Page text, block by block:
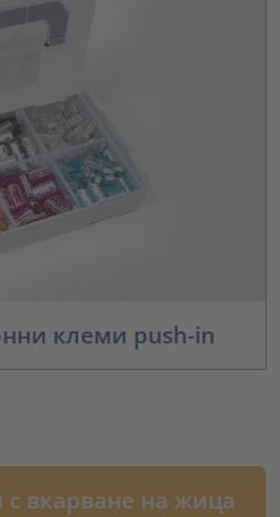
клеми push-in
вкарване на жица